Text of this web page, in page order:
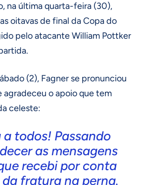
na última quarta-feira (30),
oitavas de final da Copa do
pelo atacante William Pottker
(2), Fagner se pronunciou
agradeceu o apoio que tem
celeste:
a todos! Passando
as mensagens
recebi por conta
fratura na perna.